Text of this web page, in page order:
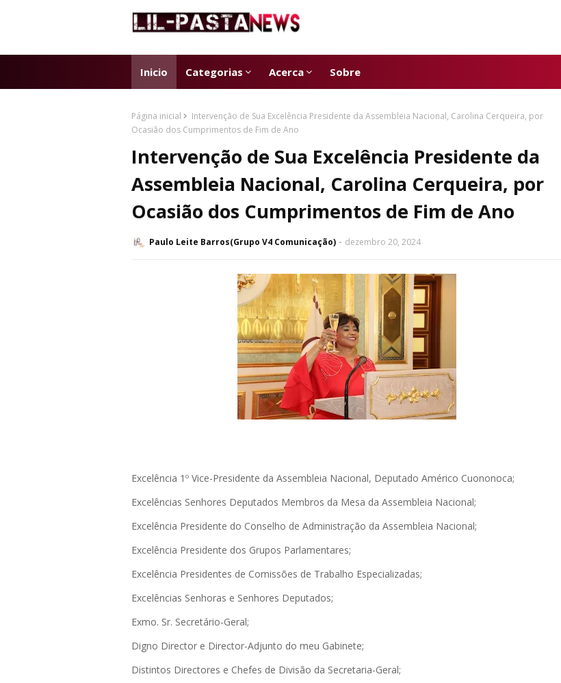
Inicio Categorias Acerca Sobre
Página inicial
Intervenção de Sua Excelência Presidente da Assembleia Nacional, Carolina Cerqueira, por
Ocasião dos Cumprimentos de Fim de Ano
Intervenção de Sua Excelência Presidente da
Assembleia Nacional, Carolina Cerqueira, por
Ocasião dos Cumprimentos de Fim de Ano
Paulo Leite Barros(Grupo V4 Comunicação) dezembro 20, 2024
Excelência 1º Vice-Presidente da Assembleia Nacional, Deputado Américo Cuononoca;
Excelências Senhores Deputados Membros da Mesa da Assembleia Nacional;
Excelência Presidente do Conselho de Administração da Assembleia Nacional;
Excelência Presidente dos Grupos Parlamentares;
Excelência Presidentes de Comissões de Trabalho Especializadas;
Excelências Senhoras e Senhores Deputados;
Exmo. Sr. Secretário-Geral;
Digno Director e Director-Adjunto do meu Gabinete;
Distintos Directores e Chefes de Divisão da Secretaria-Geral;